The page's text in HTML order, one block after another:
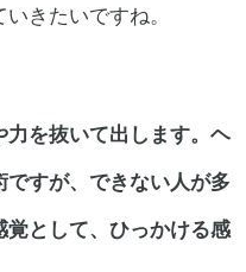
きたいですね。
を抜いて出します。 ヘ
すが、できない人が多
覚として、ひっかける感